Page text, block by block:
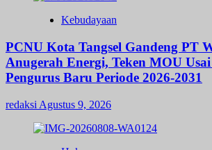
Kebudayaan
PCNU Kota Tangsel Gandeng PT
Anugerah Energi, Teken MOU
Pengurus Baru Periode 2026-2031
redaksi Agustus 9, 2026